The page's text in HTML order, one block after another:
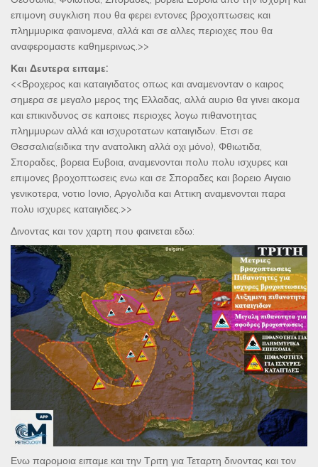
επιμονη συγκλιση που θα φερει εντονες βροχοπτωσεις και
πλημμυρικα φαινομενα, αλλά και σε αλλες περιοχες που θα
αναφερομαστε καθημερινως.>>
Και Δευτερα ειπαμε:
<<Βροχερος και καταιγιδατος οπως και αναμενονταν ο καιρος
σημερα σε μεγαλο μερος της Ελλαδας, αλλά αυριο θα γινει ακομα
και επικινδυνος σε καποιες περιοχες λογω πιθανοτητας
πλημμυρων αλλά και ισχυροτατων καταιγιδων. Ετσι σε
Θεσσαλια(ειδικα την ανατολικη αλλά οχι μόνο), Φθιωτιδα,
Σποραδες, βορεια Ευβοια, αναμενονται πολυ πολυ ισχυρες και
επιμονες βροχοπτωσεις ενω και σε Σποραδες και βορειο Αιγαιο
γενικοτερα, νοτιο Ιονιο, Αργολιδα και Αττικη αναμενονται παρα
πολυ ισχυρες καταιγιδες.>>
Δινοντας και τον χαρτη που φαινεται εδω:
Ενω παρομοια ειπαμε και την Τριτη για Τεταρτη δινοντας και τον